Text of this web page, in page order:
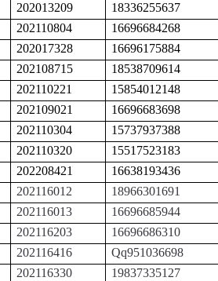
202013209
18336255637
202110804
16696684268
202017328
16696175884
202108715
18538709614
202110221
15854012148
202109021
16696683698
202110304
15737937388
202110320
15517523183
202208421
16638193436
202116012
18966301691
202116013
16696685944
202116203
16696686310
202116416
Qq951036698
202116330
19837335127